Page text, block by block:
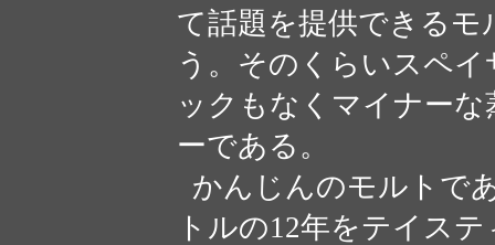
て話題を提供できる
う。そのくらいスペ
ックもなくマイナー
ーである。
かんじんのモルトで
トルの12年をテイス